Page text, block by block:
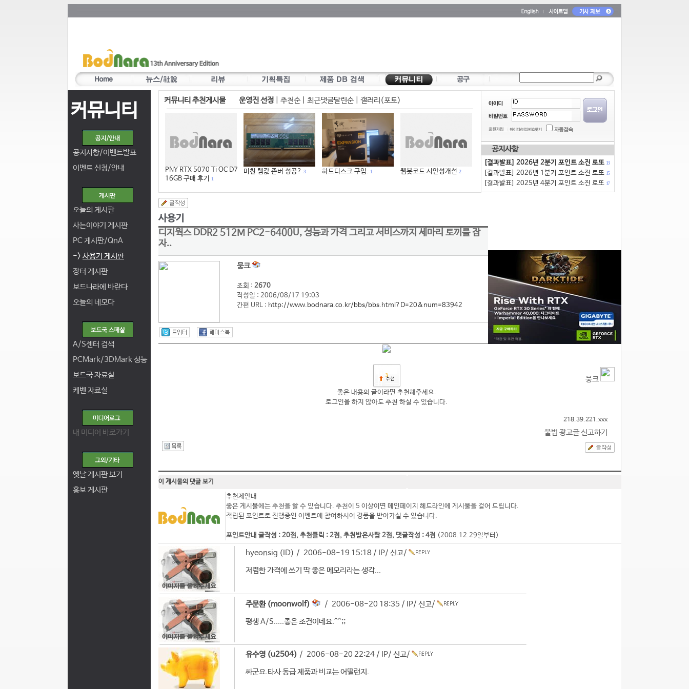
커뮤니티
공지사항/이벤트발표
이벤트 신청/안내
오늘의 게시판
사는이야기 게시판
PC 게시판/QnA
-> 사용기 게시판
장터 게시판
보드나라에 바란다
오늘의 네모다
A/S센터 검색
PCMark/3DMark 성능
보드국 자료실
케벤 자료실
내 미디어 바로가기
옛날 게시판 보기
홍보 게시판
커뮤니티 추천게시물 운영진 선정 추천순| 최근댓글달린순| 갤러리(포토)
PNY RTX 5070 Ti OC D7
16GB 구매 후기
1
미친 램값 존버 성공? 3 하드디스크 구입. 1 웹봇코드 시안성개선 2
공지사항
[결과발표] 2026년 2분기 포인트 소진 로또 13
[결과발표] 2026년 1분기 포인트 소진 로또 15
[결과발표] 2025년 4분기 포인트 소진 로또 17
디지웍스 DDR2 512M PC2-6400U, 성능과 가격 그리고 서비스까지 세마리 토끼를 잡
자..
뭉크
조회 : 2670
작성일 : 2006/08/17 19:03
간편 URL : http://www.bodnara.co.kr/bbs/bbs.html?D=20&num=83942
3 뭉크
좋은 내용의 글이라면 추천해주세요.
로그인을 하지 않아도 추천 하실 수 있습니다.
218.39.221.xxx
불법 광고글 신고하기
이 게시물의 댓글 보기
추천제안내
좋은 게시물에는 추천을 할 수 있습니다. 추천이 5 이상이면 메인페이지 헤드라인에 게시물을 걸어 드립니다.
적립된 포인트로 진행중인 이벤트에 참여하시어 경품을 받아가실 수 있습니다.
포인트안내 글작성 : 20점, 추천클릭 : 2점, 추천받은사람 2점, 댓글작성 : 4점 (2008.12.29일부터)
hyeonsig (ID) / 2006-08-19 15:18 / IP/ 신고/
저렴한 가격에 쓰기 딱 좋은 메모리라는 생각...
주문환 (moonwolf) / 2006-08-20 18:35 / IP/ 신고/
평생 A/S.....좋은 조건이네요.^^;;
유수영 (u2504) / 2006-08-20 22:24 / IP/ 신고/
싸군요.타사 동급 제품과 비교는 어떨런지.